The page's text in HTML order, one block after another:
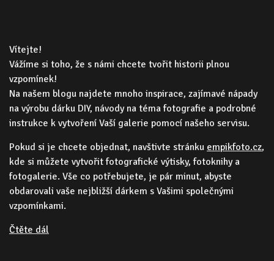
Vítejte!
Vážíme si toho, že s námi chcete tvořit historii plnou
vzpomínek!
Na našem blogu najdete mnoho inspirace, zajímavé nápady
na výrobu dárku DIY, návody na téma fotografie a podrobné
instrukce k vytvoření Vaší galerie pomocí našeho servisu.
Pokud si je chcete objednat, navštivte stránku empikfoto.cz,
kde si můžete vytvořit fotografické výtisky, fotoknihy a
fotogalerie. Vše co potřebujete, je pár minut, abyste
obdarovali vaše nejbližší dárkem s Vašimi společnými
vzpomínkami.
Čtěte dál